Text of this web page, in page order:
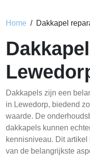
Home Dakkapel
Dakkapels zijn een
in Lewedorp, biedend
waarde. De
dakkapels kunnen
kennisniveau. Dit
van de belangrijkste